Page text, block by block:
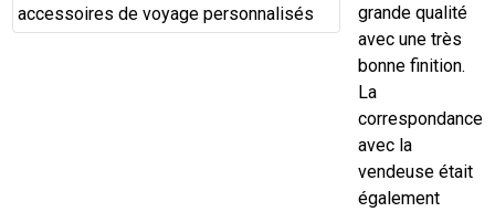
grande qualité
avec une très
bonne finition.
La
correspondance
avec la
vendeuse était
également